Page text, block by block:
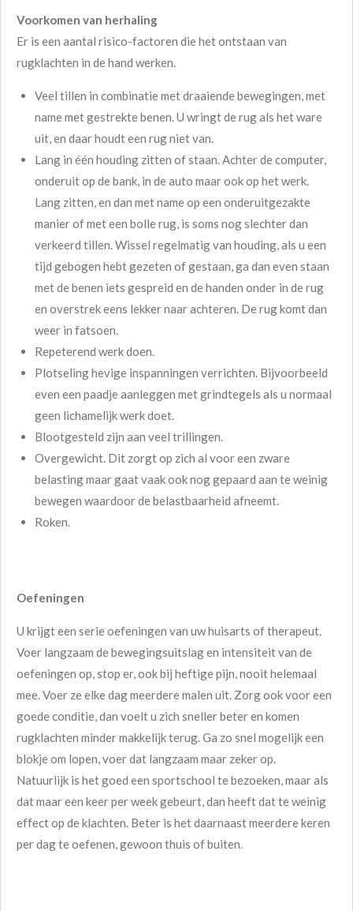
Voorkomen van herhaling
Er is een aantal risico-factoren die het ontstaan van
rugklachten in de hand werken.
Veel tillen in combinatie met draaiende bewegingen, met
name met gestrekte benen. U wringt de rug als het ware
uit, en daar houdt een rug niet van.
Lang in één houding zitten of staan. Achter de computer,
onderuit op de bank, in de auto maar ook op het werk.
Lang zitten, en dan met name op een onderuitgezakte
manier of met een bolle rug, is soms nog slechter dan
verkeerd tillen. Wissel regelmatig van houding, als u een
tijd gebogen hebt gezeten of gestaan, ga dan even staan
met de benen iets gespreid en de handen onder in de rug
en overstrek eens lekker naar achteren. De rug komt dan
weer in fatsoen.
Repeterend werk doen.
Plotseling hevige inspanningen verrichten. Bijvoorbeeld
even een paadje aanleggen met grindtegels als u normaal
geen lichamelijk werk doet.
Blootgesteld zijn aan veel trillingen.
Overgewicht. Dit zorgt op zich al voor een zware
belasting maar gaat vaak ook nog gepaard aan te weinig
bewegen waardoor de belastbaarheid afneemt.
Roken.
Oefeningen
U krijgt een serie oefeningen van uw huisarts of therapeut.
Voer langzaam de bewegingsuitslag en intensiteit van de
oefeningen op, stop er, ook bij heftige pijn, nooit helemaal
mee. Voer ze elke dag meerdere malen uit. Zorg ook voor een
goede conditie, dan voelt u zich sneller beter en komen
rugklachten minder makkelijk terug. Ga zo snel mogelijk een
blokje om lopen, voer dat langzaam maar zeker op.
Natuurlijk is het goed een sportschool te bezoeken, maar als
dat maar een keer per week gebeurt, dan heeft dat te weinig
effect op de klachten. Beter is het daarnaast meerdere keren
per dag te oefenen, gewoon thuis of buiten.